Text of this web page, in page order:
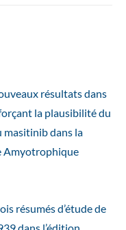
résultats dans
la plausibilité du
masitinib dans la
Amyotrophique
résumés d’étude de